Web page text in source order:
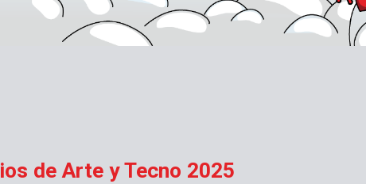
de Arte y Tecno 2025